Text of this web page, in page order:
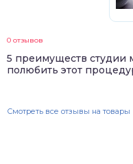
0 отзывов
5 преимуществ студии
полюбить этот
Смотреть все отзывы на товары